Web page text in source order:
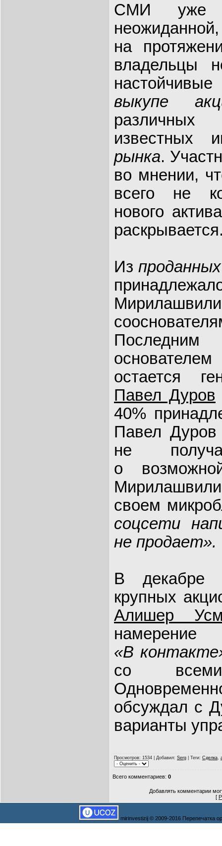
СМИ уже
на
владельцы
выкупе
различных
известных
рынка.
во мнении,
всего не
нового
Из
остается
Павел Дуров
40%
Павел
не
о
своем
соцсети
не продает».
В декабре
крупных
Алишер
намерение
«В
со всеми
обсуждал с
варианты
Просмотров: 1534 | Добавил: Serg Теги: Сделка
Всего комментариев: 0
Добавлять комментарии
[
mirinvestizij © 2009-2016 Перепечатка